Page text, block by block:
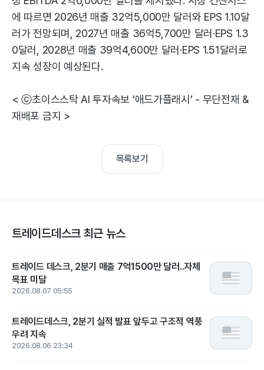
에 따르면 2026년 매출 32억5,000만 달러와 EPS 1.10달
러가 전망되며, 2027년 매출 36억5,700만 달러·EPS 1.3
0달러, 2028년 매출 39억4,600만 달러·EPS 1.51달러로
지속 성장이 예상된다.
< ⓒ초이스스탁 AI 투자속보 ‘애드가플래시’ - 무단전재 &
재배포 금지 >
목록보기
트레이드데스크 최근 뉴스
트레이드 데스크, 2분기 매출 7억1500만 달러..자체
목표 미달
2026.08.07 05:55
트레이드데스크, 2분기 실적 발표 앞두고 구조적 역풍
우려 지속
2026.08.06 23:34